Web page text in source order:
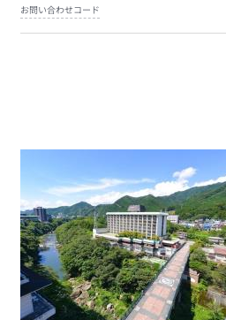
お問い合わせコード